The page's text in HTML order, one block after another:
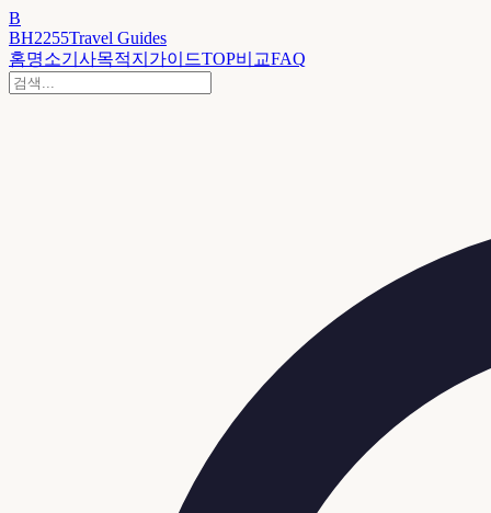
B
BH2255Travel Guides
홈명소기사목적지 가이드TOP비교FAQ